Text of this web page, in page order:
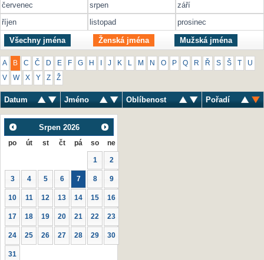
červenec
srpen
září
říjen
listopad prosinec
Všechny jména Ženská jména Mužská jména
A B C Č D E F G H J K M N O P Q R Ř S Š U
V W X Y Z Ž
Datum Jméno Oblíbenost Pořadí
Srpen 2026
po út st čt pá so ne
1 2
3 4 5 6 7 8 9
10 11 12 13 14 15 16
17 18 19 20 21 22 23
24 25 26 27 28 29 30
31